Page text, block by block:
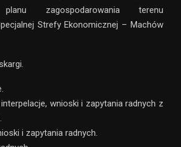
planu zagospodarowania terenu
Strefy Ekonomicznej – Machów
wnioski i zapytania radnych z
i zapytania radnych.